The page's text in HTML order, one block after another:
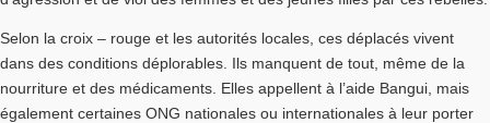
Selon la croix – rouge et les autorités locales, ces déplacés vivent
dans des conditions déplorables. Ils manquent de tout, même de la
nourriture et des médicaments. Elles appellent à l’aide Bangui, mais
également certaines ONG nationales ou internationales à leur porter